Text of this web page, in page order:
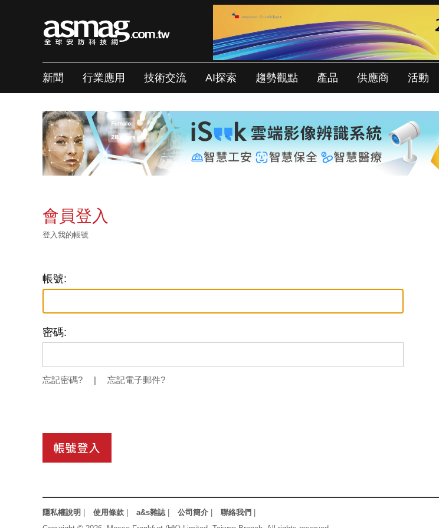
新聞 行業應用 技術交流 AI探索 趨勢觀點 產品 供應商 活動
會員登入
登入我的帳號
帳號:
密碼:
忘記密碼? | 忘記電子郵件?
隱私權說明 使用條款 a&s雜誌| 公司簡介 聯絡我們